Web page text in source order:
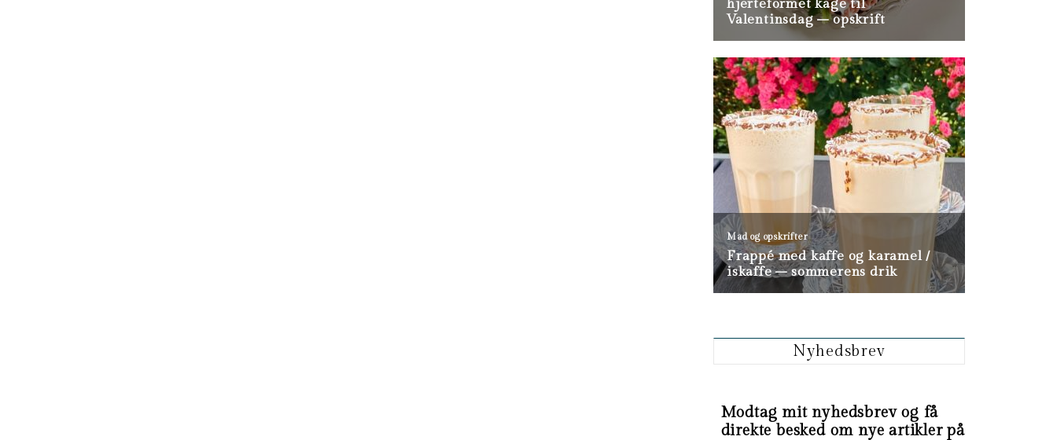
Nyhedsbrev
Modtag mit nyhedsbrev og få
direkte besked om nye artikler på